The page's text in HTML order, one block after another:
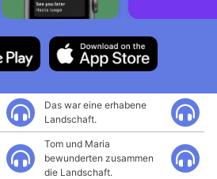
Das war eine erhabene
Landschaft.
Tom und Maria
bewunderten zusammen
die Landschaft.